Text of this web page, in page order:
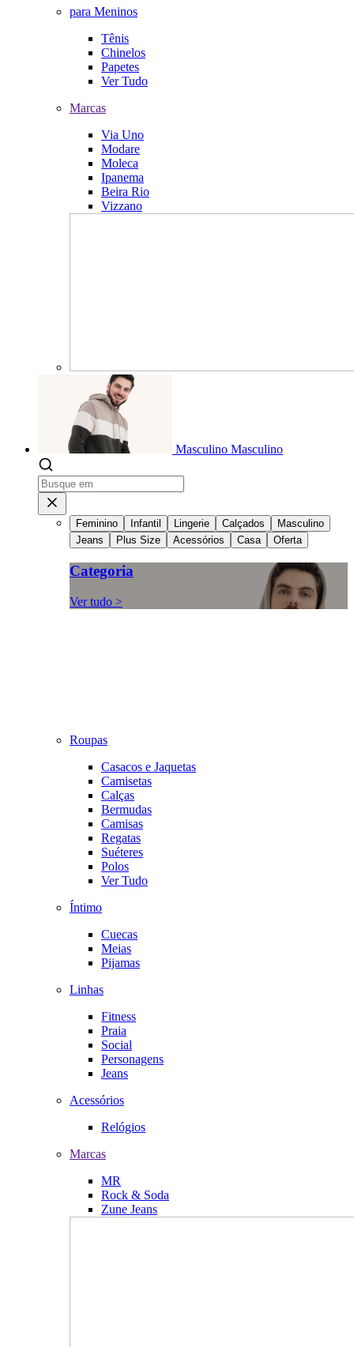
para Meninos
Tênis
Chinelos
Papetes
Ver Tudo
Marcas
Via Uno
Modare
Moleca
Ipanema
Beira Rio
Vizzano
Masculino Masculino
Feminino Infantil Lingerie Calçados
Masculino
Jeans
Plus Size Acessórios Casa Oferta
Categoria
Ver tudo >
Roupas
Casacos e Jaquetas
Camisetas
Calças
Bermudas
Camisas
Regatas
Suéteres
Polos
Ver Tudo
Íntimo
Cuecas
Meias
Pijamas
Linhas
Fitness
Praia
Social
Personagens
Jeans
Acessórios
Relógios
Marcas
MR
Rock & Soda
Zune Jeans